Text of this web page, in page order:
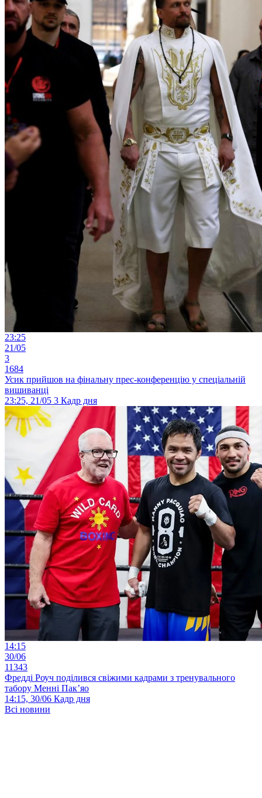
23:25
21/05
3
1684
Усик прийшов на фінальну прес-конференцію у спеціальній
вишиванці
23:25, 21/05 3 Кадр дня
14:15
30/06
11343
Фредді Роуч поділився свіжими кадрами з тренувального
табору Менні Пак’яо
14:15, 30/06 Кадр дня
Всі новини